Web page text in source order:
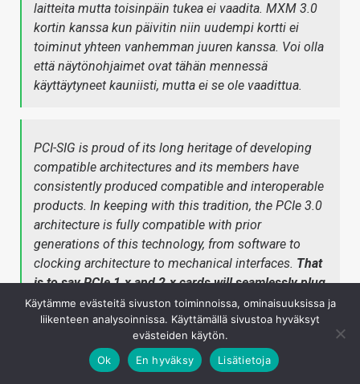
laitteita mutta toisinpäin tukea ei vaadita. MXM 3.0
kortin kanssa kun päivitin niin uudempi kortti ei
toiminut yhteen vanhemman juuren kanssa. Voi olla
että näytönohjaimet ovat tähän mennessä
käyttäytyneet kauniisti, mutta ei se ole vaadittua.
PCI-SIG is proud of its long heritage of developing
compatible architectures and its members have
consistently produced compatible and interoperable
products. In keeping with this tradition, the PCIe 3.0
architecture is fully compatible with prior
generations of this technology, from software to
clocking architecture to mechanical interfaces. That
is to say PCIe 1.x and 2.x cards will seamlessly plug
into PCIe 3.0-capable slots and operate at their
highest performance levels. Similarly, all PCIe 3.0
cards will plug into PCIe 1.x- and PCIe 2.x-capable
slots and operate at the highest performance levels
Käytämme evästeitä sivuston toiminnoissa, ominaisuuksissa ja
liikenteen analysoinnissa. Käyttämällä sivustoa hyväksyt
evästeiden käytön.
Ok
En hyväksy Lisätietoja